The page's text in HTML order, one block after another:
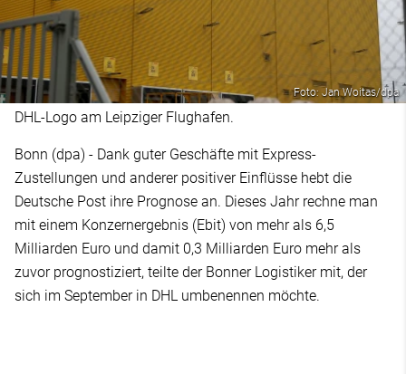
Foto: Jan Woitas/dpa
DHL-Logo am Leipziger Flughafen.
Bonn (dpa) - Dank guter Geschäfte mit Express-
Zustellungen und anderer positiver Einflüsse hebt die
Deutsche Post ihre Prognose an. Dieses Jahr rechne man
mit einem Konzernergebnis (Ebit) von mehr als 6,5
Milliarden Euro und damit 0,3 Milliarden Euro mehr als
zuvor prognostiziert, teilte der Bonner Logistiker mit, der
sich im September in DHL umbenennen möchte.